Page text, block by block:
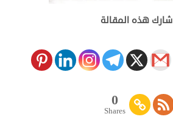
شارك هذه المقالة
0
Shares